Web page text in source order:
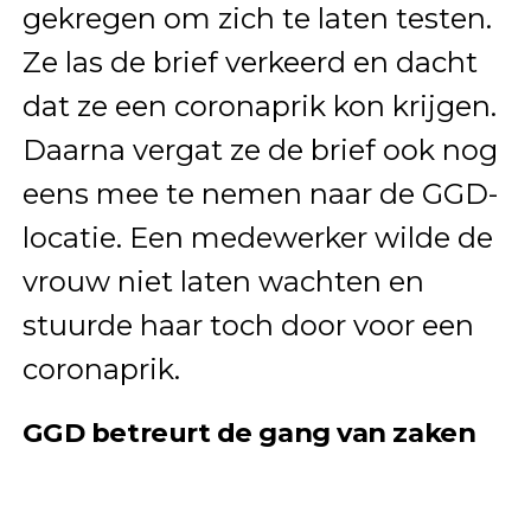
gekregen om zich te laten testen.
Ze las de brief verkeerd en dacht
dat ze een coronaprik kon krijgen.
Daarna vergat ze de brief ook nog
eens mee te nemen naar de GGD-
locatie. Een medewerker wilde de
vrouw niet laten wachten en
stuurde haar toch door voor een
coronaprik.
GGD betreurt de gang van zaken